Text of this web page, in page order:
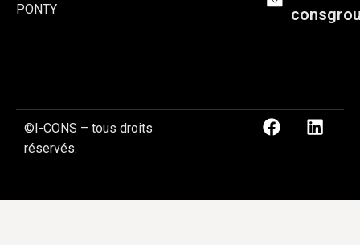
PONTY
©I-CONS – tous droits
réservés.